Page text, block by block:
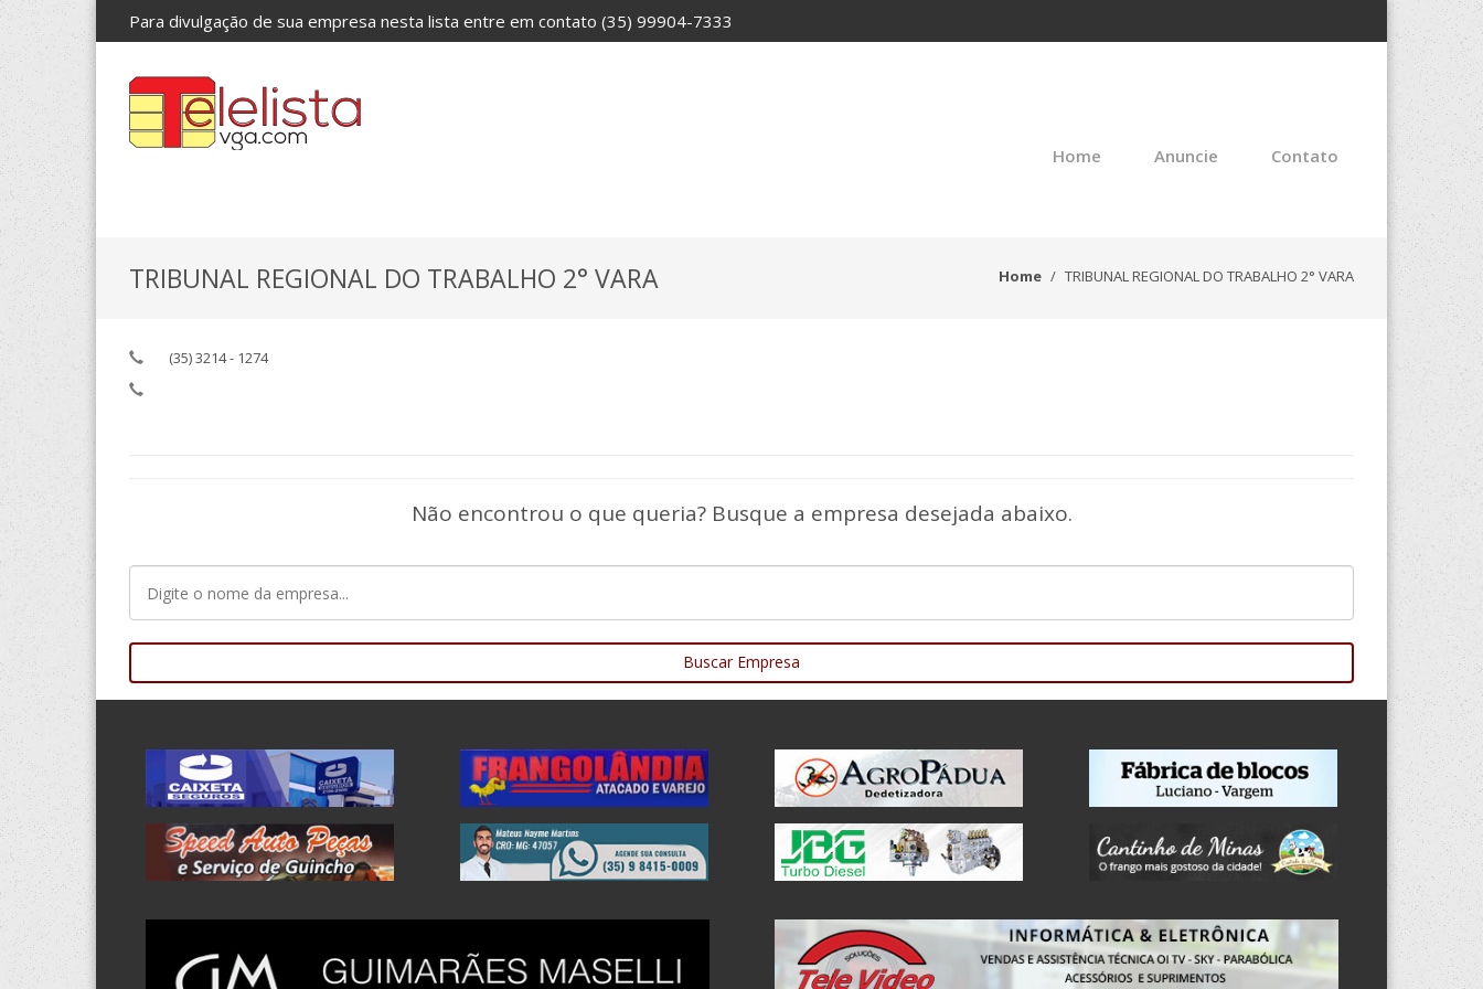
Para divulgação de sua empresa nesta lista entre em contato (35) 99904-7333
Home Anuncie Contato
TRIBUNAL REGIONAL DO TRABALHO 2° VARA Home TRIBUNAL REGIONAL DO TRABALHO 2° VARA
(35) 3214 - 1274
Não encontrou o que queria? Busque a empresa desejada abaixo.
Buscar Empresa